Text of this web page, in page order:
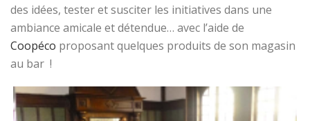
des idées, tester et susciter les initiatives dans une
ambiance amicale et détendue… avec l’aide de
Coopéco proposant quelques produits de son magasin
au bar !